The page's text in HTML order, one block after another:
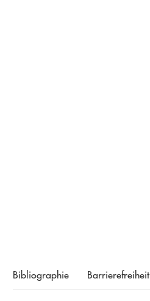
Bibliographie Barrierefreiheit